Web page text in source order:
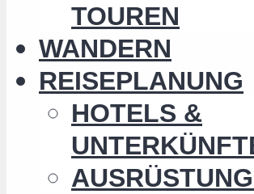
TOUREN
WANDERN
REISEPLANUNG
HOTELS &